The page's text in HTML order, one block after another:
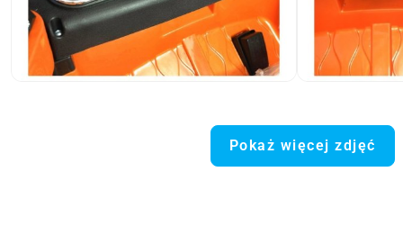
Pokaż więcej zdjęć